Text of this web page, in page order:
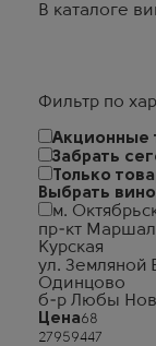
В каталоге
Фильтр по
Акционные
Забрать
Только
Выбрать
м.
пр-кт
Курская
ул. Земляной
Одинцово
б-р Любы
Цена